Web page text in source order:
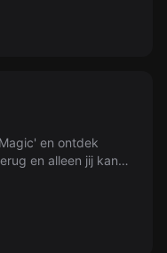
en ontdek
en alleen jij kan